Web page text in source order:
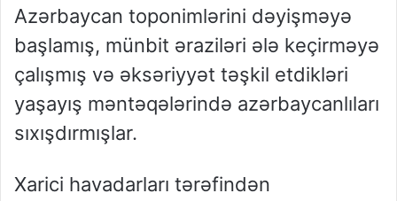
Azərbaycan toponimlərini dəyişməyə
başlamış, münbit əraziləri ələ keçirməyə
çalışmış və əksəriyyət təşkil etdikləri
yaşayış məntəqələrində azərbaycanlıları
sıxışdırmışlar.
Xarici havadarları tərəfindən